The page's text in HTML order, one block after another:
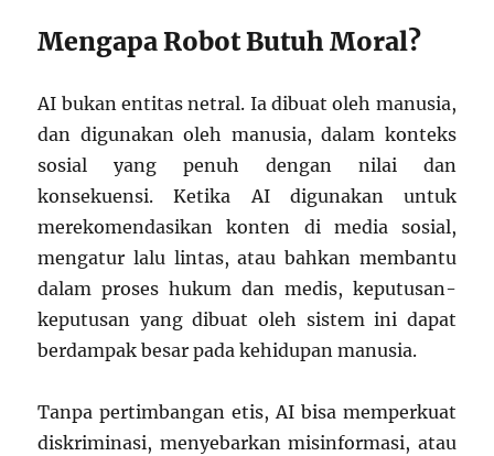
Mengapa Robot Butuh Moral?
AI bukan entitas netral. Ia dibuat oleh manusia,
dan digunakan oleh manusia, dalam konteks
sosial yang penuh dengan nilai dan
konsekuensi. Ketika AI digunakan untuk
merekomendasikan konten di media sosial,
mengatur lalu lintas, atau bahkan membantu
dalam proses hukum dan medis, keputusan-
keputusan yang dibuat oleh sistem ini dapat
berdampak besar pada kehidupan manusia.
Tanpa pertimbangan etis, AI bisa memperkuat
diskriminasi, menyebarkan misinformasi, atau